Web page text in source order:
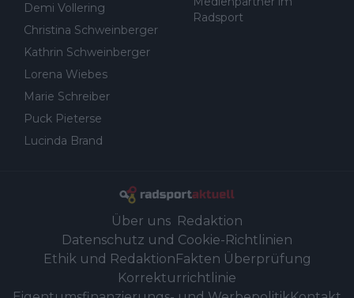
Demi Vollering
Christina Schweinberger
Kathrin Schweinberger
Lorena Wiebes
Marie Schreiber
Puck Pieterse
Lucinda Brand
Radsport
Über uns Redaktion
Datenschutz und Cookie-Richtlinien
Ethik und Redaktion Fakten Überprüfung
Korrekturrichtlinie